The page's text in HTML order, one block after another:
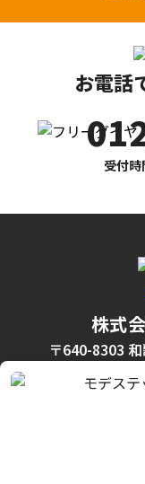
お電話
受付
株式
〒640-8303